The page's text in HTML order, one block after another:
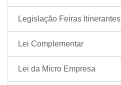
Legislação Feiras Itinerantes
Lei Complementar
Lei da Micro Empresa